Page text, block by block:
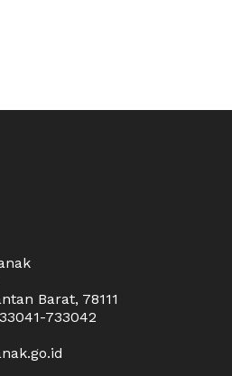
Barat, 78111
733042